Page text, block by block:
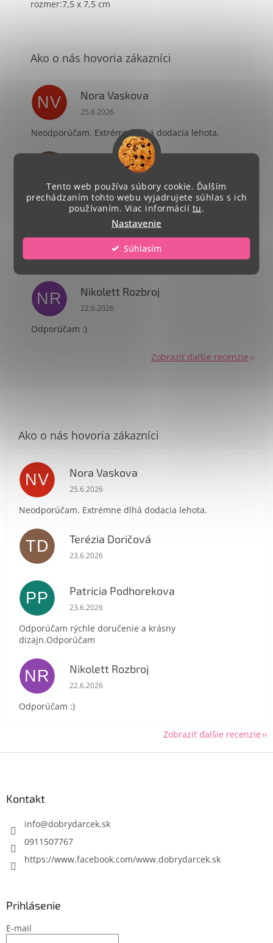
Tento web používa súbory cookie. Ďalším
prechádzaním tohto webu vyjadrujete súhlas s ich
používaním. Viac informácií tu.
Nastavenie
Súhlasím
rozmer:7,5 x 7,5 cm
NV Nora Vaskova
Hodnotenie obchodu je 1 z 5 hviezdičiek.
25.6.2026
Neodporúčam. Extrémne dlhá dodacia lehota.
Terézia Doričová
Hodnotenie obchodu je 5 z 5 hviezdičiek.
Patricia Podhorekova
Hodnotenie obchodu je 5 z 5 hviezdičiek.
23.6.2026
Odporúčam rýchle doručenie a krásny
dizajn.Odporúčam
NR Nikolett Rozbroj
Hodnotenie obchodu je 5 z 5 hviezdičiek.
22.6.2026
Odporúčam :)
Zobraziť ďalšie recenzie
NV Nora Vaskova
Hodnotenie obchodu je 1 z 5 hviezdičiek.
25.6.2026
Neodporúčam. Extrémne dlhá dodacia lehota.
TD Terézia Doričová
Hodnotenie obchodu je 5 z 5 hviezdičiek.
23.6.2026
PP Patricia Podhorekova
Hodnotenie obchodu je 5 z 5 hviezdičiek.
23.6.2026
Odporúčam rýchle doručenie a krásny
dizajn.Odporúčam
NR Nikolett Rozbroj
Hodnotenie obchodu je 5 z 5 hviezdičiek.
22.6.2026
Odporúčam :)
Zobraziť ďalšie recenzie
Kontakt
info@dobrydarcek.sk
0911507767
https://www.facebook.com/www.dobrydarcek.sk
Prihlásenie
E-mail